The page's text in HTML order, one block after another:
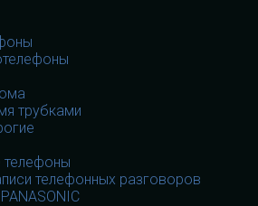
трубками
телефонных разговоров